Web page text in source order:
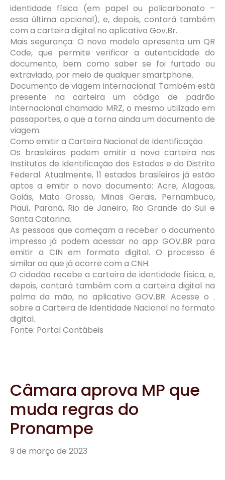
identidade física (em papel ou policarbonato –
essa última opcional), e, depois, contará também
com a carteira digital no aplicativo Gov.Br.
Mais segurança: O novo modelo apresenta um QR
Code, que permite verificar a autenticidade do
documento, bem como saber se foi furtado ou
extraviado, por meio de qualquer smartphone.
Documento de viagem internacional: Também está
presente na carteira um código de padrão
internacional chamado MRZ, o mesmo utilizado em
passaportes, o que a torna ainda um documento de
viagem.
Como emitir a Carteira Nacional de Identificação
Os brasileiros podem emitir a nova carteira nos
Institutos de Identificação dos Estados e do Distrito
Federal. Atualmente, 11 estados brasileiros já estão
aptos a emitir o novo documento: Acre, Alagoas,
Goiás, Mato Grosso, Minas Gerais, Pernambuco,
Piauí, Paraná, Rio de Janeiro, Rio Grande do Sul e
Santa Catarina.
As pessoas que começam a receber o documento
impresso já podem acessar no app GOV.BR para
emitir a CIN em formato digital. O processo é
similar ao que já ocorre com a CNH.
O cidadão recebe a carteira de identidade física, e,
depois, contará também com a carteira digital na
palma da mão, no aplicativo GOV.BR. Acesse o
sobre a Carteira de Identidade Nacional no formato
digital.
Fonte: Portal Contábeis
Câmara aprova MP que
muda regras do
Pronampe
9 de março de 2023